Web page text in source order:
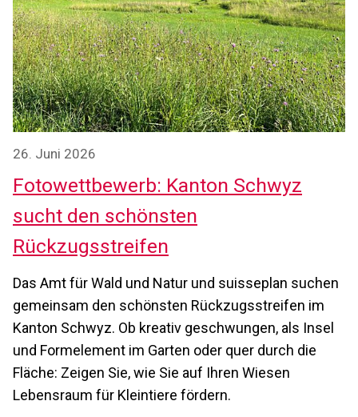
26. Juni 2026
Fotowettbewerb: Kanton Schwyz
sucht den schönsten
Rückzugsstreifen
Das Amt für Wald und Natur und suisseplan suchen
gemeinsam den schönsten Rückzugsstreifen im
Kanton Schwyz. Ob kreativ geschwungen, als Insel
und Formelement im Garten oder quer durch die
Fläche: Zeigen Sie, wie Sie auf Ihren Wiesen
Lebensraum für Kleintiere fördern.